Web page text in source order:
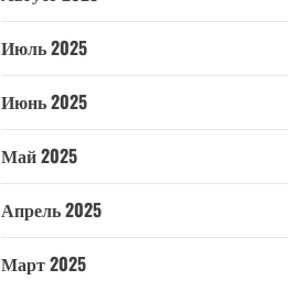
Июль 2025
Июнь 2025
Май 2025
Апрель 2025
Март 2025